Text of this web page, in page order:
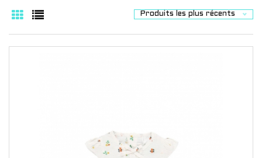
Produits les plus récents